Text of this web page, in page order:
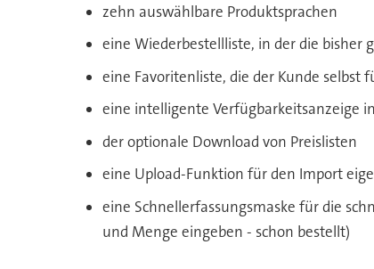
zehn auswählbare Produktsprachen
eine Wiederbestellliste, in der die
eine Favoritenliste, die der Kunde selbst
eine intelligente Verfügbarkeitsanzeige
der optionale Download von Preislisten
eine Upload-Funktion für den Import
eine Schnellerfassungsmaske für die
und Menge eingeben - schon bestellt)